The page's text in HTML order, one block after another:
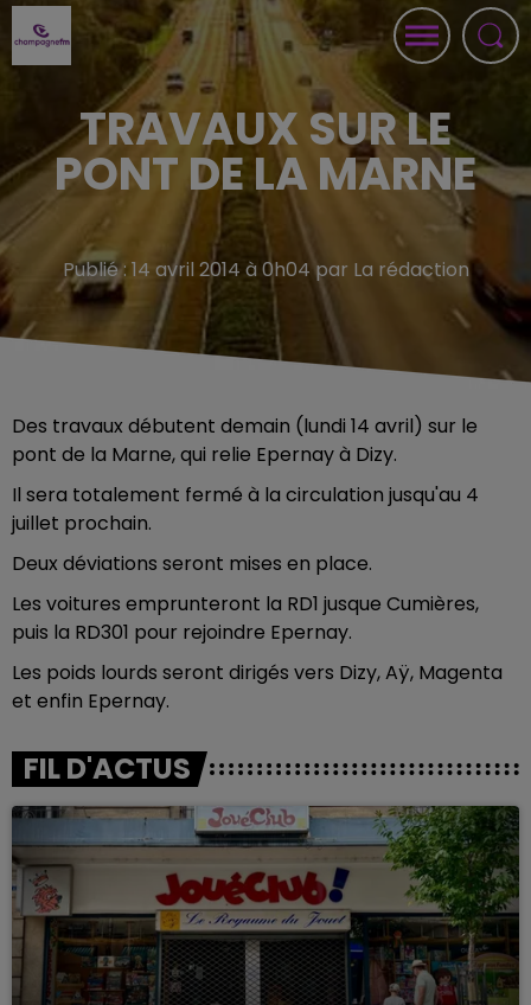
TRAVAUX SUR LE
PONT DE LA MARNE
Publié : 14 avril 2014 à 0h04 par La rédaction
Des travaux débutent demain (lundi 14 avril) sur le
pont de la Marne, qui relie Epernay à Dizy.
Il sera totalement fermé à la circulation jusqu'au 4
juillet prochain.
Deux déviations seront mises en place.
Les voitures emprunteront la RD1 jusque Cumières,
puis la RD301 pour rejoindre Epernay.
Les poids lourds seront dirigés vers Dizy, Aÿ, Magenta
et enfin Epernay.
FIL D'ACTUS